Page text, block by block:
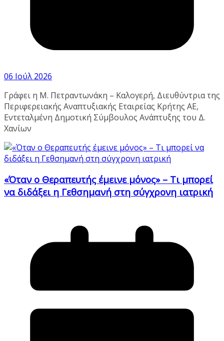
06 Ιούλ 2026
Γράφει η Μ. Πετραντωνάκη – Καλογερή, Διευθύντρια της
Περιφερειακής Αναπτυξιακής Εταιρείας Κρήτης ΑΕ,
Εντεταλμένη Δημοτική Σύμβουλος Ανάπτυξης του Δ.
Χανίων
«Όταν ο Θεραπευτής έμεινε μόνος» – Τι μπορεί
να διδάξει η Γεθσημανή στη σύγχρονη ιατρική